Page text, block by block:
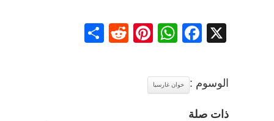
X
Facebook
WhatsApp
Pinterest
Reddit
الوسوم : خوان غارسيا
ذات صلة